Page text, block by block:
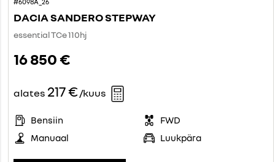
DACIA SANDERO STEPWAY
essential TCe 110hj
16 850 €
alates 217 €/kuus
Bensiin
FWD
Manuaal
Luukpära